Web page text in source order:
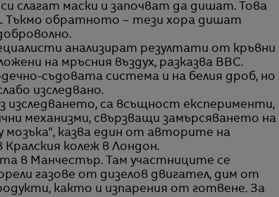
Тъкмо обратното – тези хора дишат
анализират резултати от кръвни
на мръсния въздух, разказва BBC.
съдовата система и на белия дроб, но
изследвано.
изследването, са всъщност експерименти,
механизми, свързващи замърсяването на
мозъка“, казва един от авторите на
колеж в Лондон.
в Манчестър. Там участниците се
газове от дизелов двигател, дим от
както и изпарения от готвене. За